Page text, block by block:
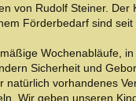
von Rudolf Steiner.
Förderbedarf sind
Wochenabläufe,
Sicherheit und
natürlich vorhandenes
Wir geben unseren